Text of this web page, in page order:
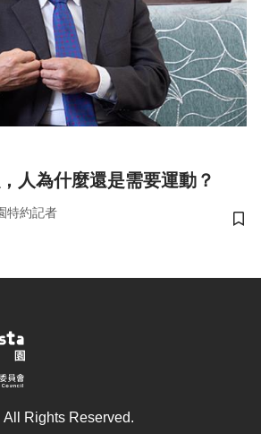
人為什麼還是需要運動？
特約記者
儲
Rights Reserved.